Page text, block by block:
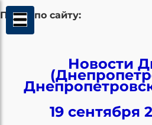
Поиск по сайту:
Новости
19 сентября